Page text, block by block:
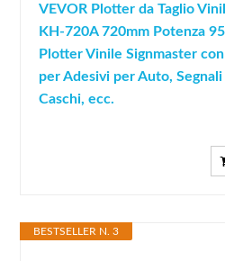
VEVOR Plotter da Taglio
KH-720A 720mm Potenza
Plotter Vinile Signmaster
per Adesivi per Auto,
Caschi, ecc.
BESTSELLER N. 3